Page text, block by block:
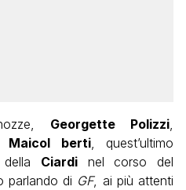
Georgette Polizzi,
Maicol berti, quest’ultimo
Ciardinel corso del
parlando di GF, ai più attenti